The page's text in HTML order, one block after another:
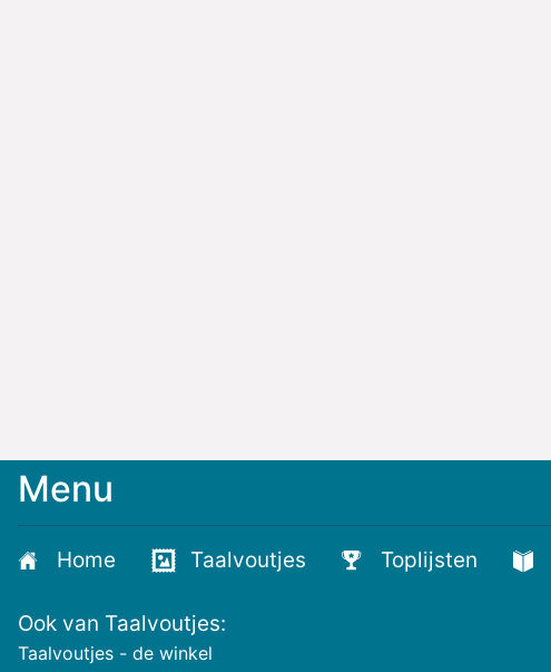
Menu
Home Taalvoutjes Toplijsten
Ook van Taalvoutjes:
Taalvoutjes - de winkel